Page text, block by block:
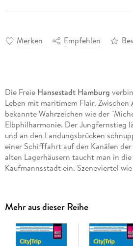
Merken Empfehlen
Die Freie Hansestadt Hamburg
Leben mit maritimem Flair. Zwischen
bekannte Wahrzeichen wie der
Elbphilharmonie. Der Jungfernstieg
und an den Landungsbrücken
einer Schifffahrt auf den Kanälen der
alten Lagerhäusern taucht man in
Kaufmannsstadt ein. Szeneviertel
glitzernde Nachtleben.
Fischmarkt reges Treiben und
Dieser aktuelle Reiseführer
um alle Seiten der Elbmetropole
- Die wichtigsten
Mehr aus dieser Reihe